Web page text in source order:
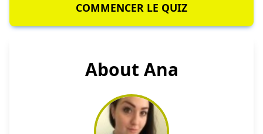
COMMENCER LE QUIZ
About Ana